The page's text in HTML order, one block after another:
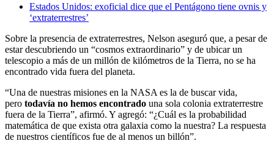
Estados Unidos: exoficial dice que el Pentágono tiene ovnis y
‘extraterrestres’
Sobre la presencia de extraterrestres, Nelson aseguró que, a pesar de
estar descubriendo un “cosmos extraordinario” y de ubicar un
telescopio a más de un millón de kilómetros de la Tierra, no se ha
encontrado vida fuera del planeta.
“Una de nuestras misiones en la NASA es la de buscar vida,
pero todavía no hemos encontrado una sola colonia extraterrestre
fuera de la Tierra”, afirmó. Y agregó: “¿Cuál es la probabilidad
matemática de que exista otra galaxia como la nuestra? La respuesta
de nuestros científicos fue de al menos un billón”.